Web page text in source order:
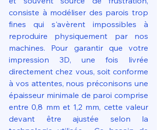
consiste à modéliser des parois trop
fines qui s'avèrent impossibles à
reproduire physiquement par nos
machines. Pour garantir que votre
impression 3D, une fois livrée
directement chez vous, soit conforme
à vos attentes, nous préconisons une
épaisseur minimale de paroi comprise
entre 0,8 mm et 1,2 mm, cette valeur
devant être ajustée selon la